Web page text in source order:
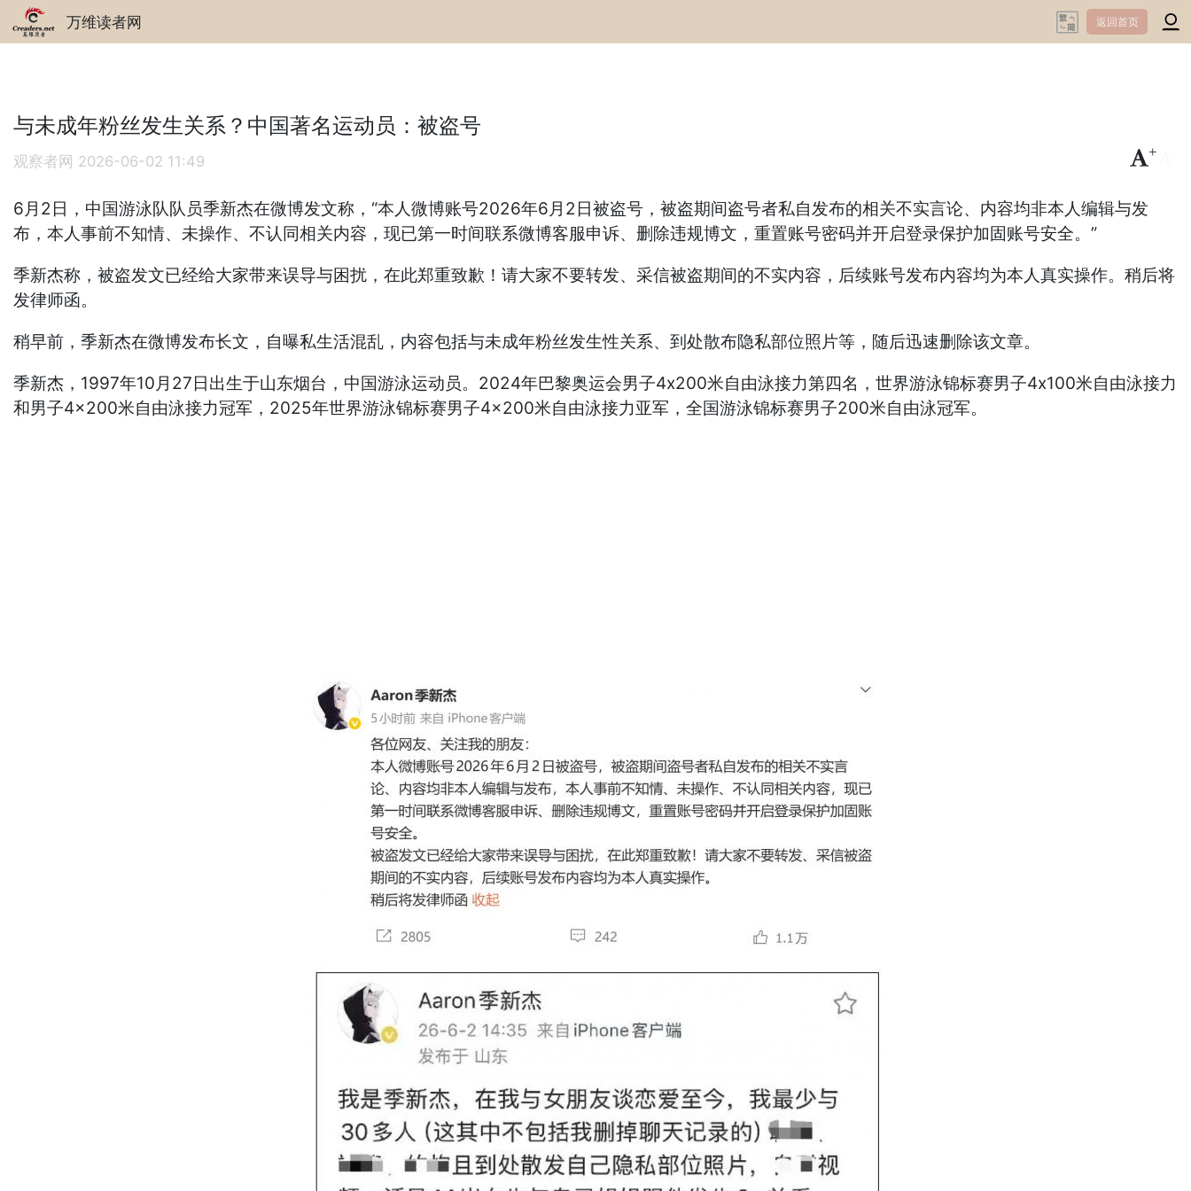
万维读者网 返回首页
与未成年粉丝发生关系？中国著名运动员：被盗号
观察者网 2026-06-02 11:49
+
6月2日，中国游泳队队员季新杰在微博发文称，“本人微博账号2026年6月2日被盗号，被盗期间盗号者私自发布的相关不实言论、内容均非本人编辑与发
布，本人事前不知情、未操作、不认同相关内容，现已第一时间联系微博客服申诉、删除违规博文，重置账号密码并开启登录保护加固账号安全。”
季新杰称，被盗发文已经给大家带来误导与困扰，在此郑重致歉！请大家不要转发、采信被盗期间的不实内容，后续账号发布内容均为本人真实操作。稍后将
发律师函。
稍早前，季新杰在微博发布长文，自曝私生活混乱，内容包括与未成年粉丝发生性关系、到处散布隐私部位照片等，随后迅速删除该文章。
季新杰，1997年10月27日出生于山东烟台，中国游泳运动员。2024年巴黎奥运会男子4x200米自由泳接力第四名，世界游泳锦标赛男子4x100米自由泳接力
和男子4×200米自由泳接力冠军，2025年世界游泳锦标赛男子4×200米自由泳接力亚军，全国游泳锦标赛男子200米自由泳冠军。